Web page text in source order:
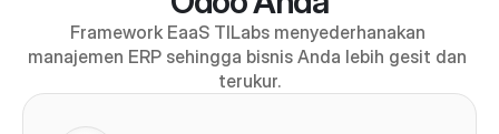
Framework EaaS TILabs menyederhanakan
manajemen ERP sehingga bisnis Anda lebih gesit dan
terukur.